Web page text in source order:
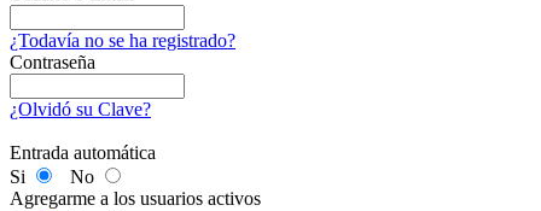
¿Todavía no se ha registrado?
Contraseña
¿Olvidó su Clave?
Entrada automática
Si
No
Agregarme a los usuarios activos